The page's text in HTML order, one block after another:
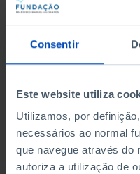
Consentir
Este website utiliza
Utilizamos, por
necessários ao normal
que navegue através do
autoriza a utilização de
DATA DE INÍCIO
DATA DE FIM